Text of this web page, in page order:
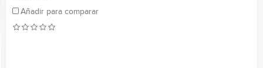
Añadir para comparar